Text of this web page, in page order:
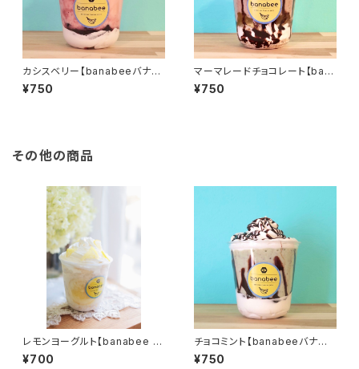
カシスベリー【banabeeバナナ
ジュースパフェ】
¥750
マーマレードチョコレート【ban
abeeバナナジュースパフェ】
¥750
その他の商品
レモンヨーグルト【banabee バ
ナナジュースパフェ】
¥700
チョコミント【banabeeバナナ
ジュースパフェ】
¥750